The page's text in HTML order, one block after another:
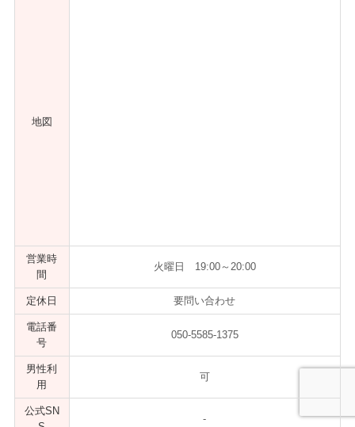
地図
営業時
間
火曜日 19:00～20:00
定休日 要問い合わせ
電話番
号
050-5585-1375
男性利
用
可
公式SN
-